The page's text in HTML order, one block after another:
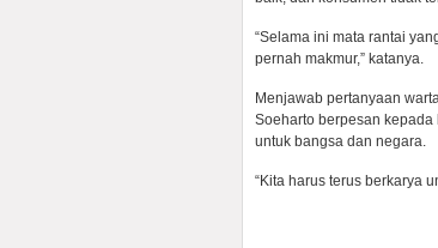
“Selama ini mata rantai
pernah makmur,” katanya.
Menjawab pertanyaan
Soeharto berpesan
untuk bangsa dan negara.
“Kita harus terus berkarya